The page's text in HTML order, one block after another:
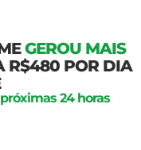
GEROU MAIS
R$480 POR DIA
24 horas